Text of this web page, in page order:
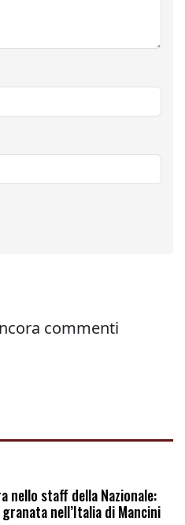
nello staff della Nazionale:
granata nell’Italia di Mancini